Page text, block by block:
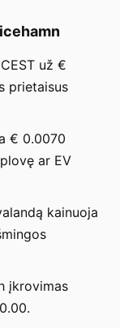
už €
prietaisus
€ 0.0070
ar EV
kainuoja
įkrovimas